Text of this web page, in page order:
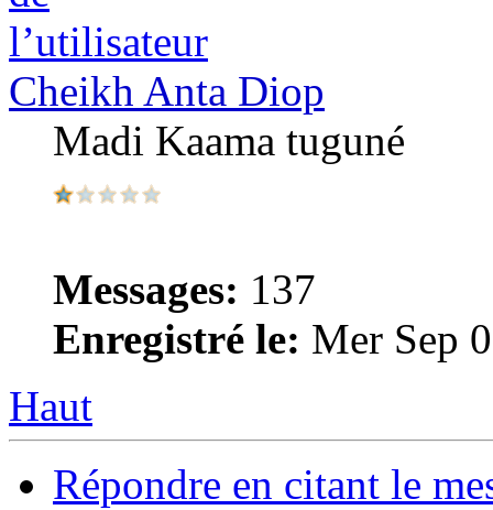
Cheikh Anta Diop
Madi Kaama tuguné
Messages: 137
Enregistré le: Mer Sep
Haut
Répondre en citant le